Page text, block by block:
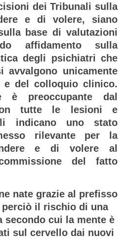
dei Tribunali sulla
e di volere, siano
base di valutazioni
affidamento sulla
degli psichiatri che
avvalgono unicamente
del colloquio clinico.
è preoccupante dal
tutte le lesioni e
indicano uno stato
rilevante per la
e di volere al
del fatto
nate grazie al prefisso
perciò il rischio di una
cui la mente è
sul cervello dai nuovi